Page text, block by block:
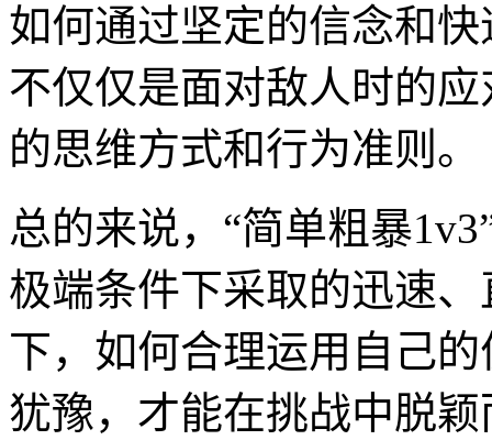
如何通过坚定的信念和
不仅仅是面对敌人时的
的思维方式和行为准则。
总的来说，“简单粗暴
极端条件下采取的迅速
下，如何合理运用自己
犹豫，才能在挑战中脱